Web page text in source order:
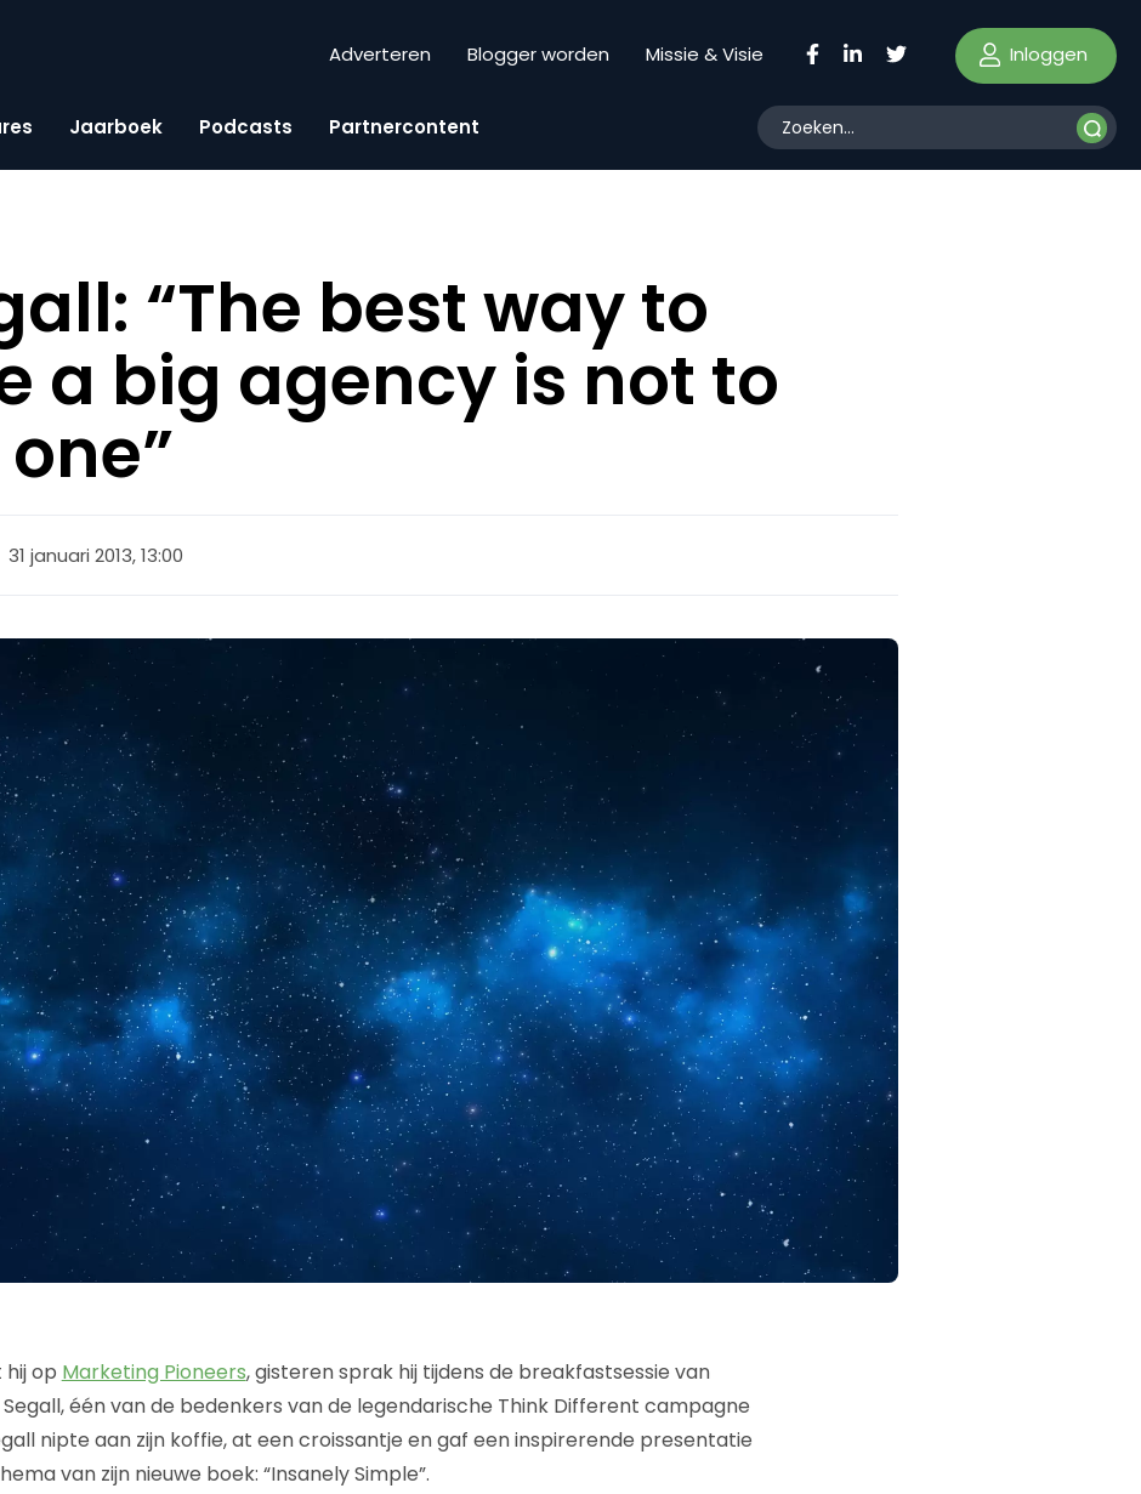
Adverteren Blogger worden Missie & Visie Inloggen
Jaarboek Podcasts Partnercontent
“The best way to
a big agency is not to
31 januari 2013, 13:00
op Marketing Pioneers, gisteren sprak hij tijdens de breakfastsessie van
Segall, één van de bedenkers van de legendarische Think Different campagne
nipte aan zijn koffie, at een croissantje en gaf een inspirerende presentatie
van zijn nieuwe boek: “Insanely Simple”.